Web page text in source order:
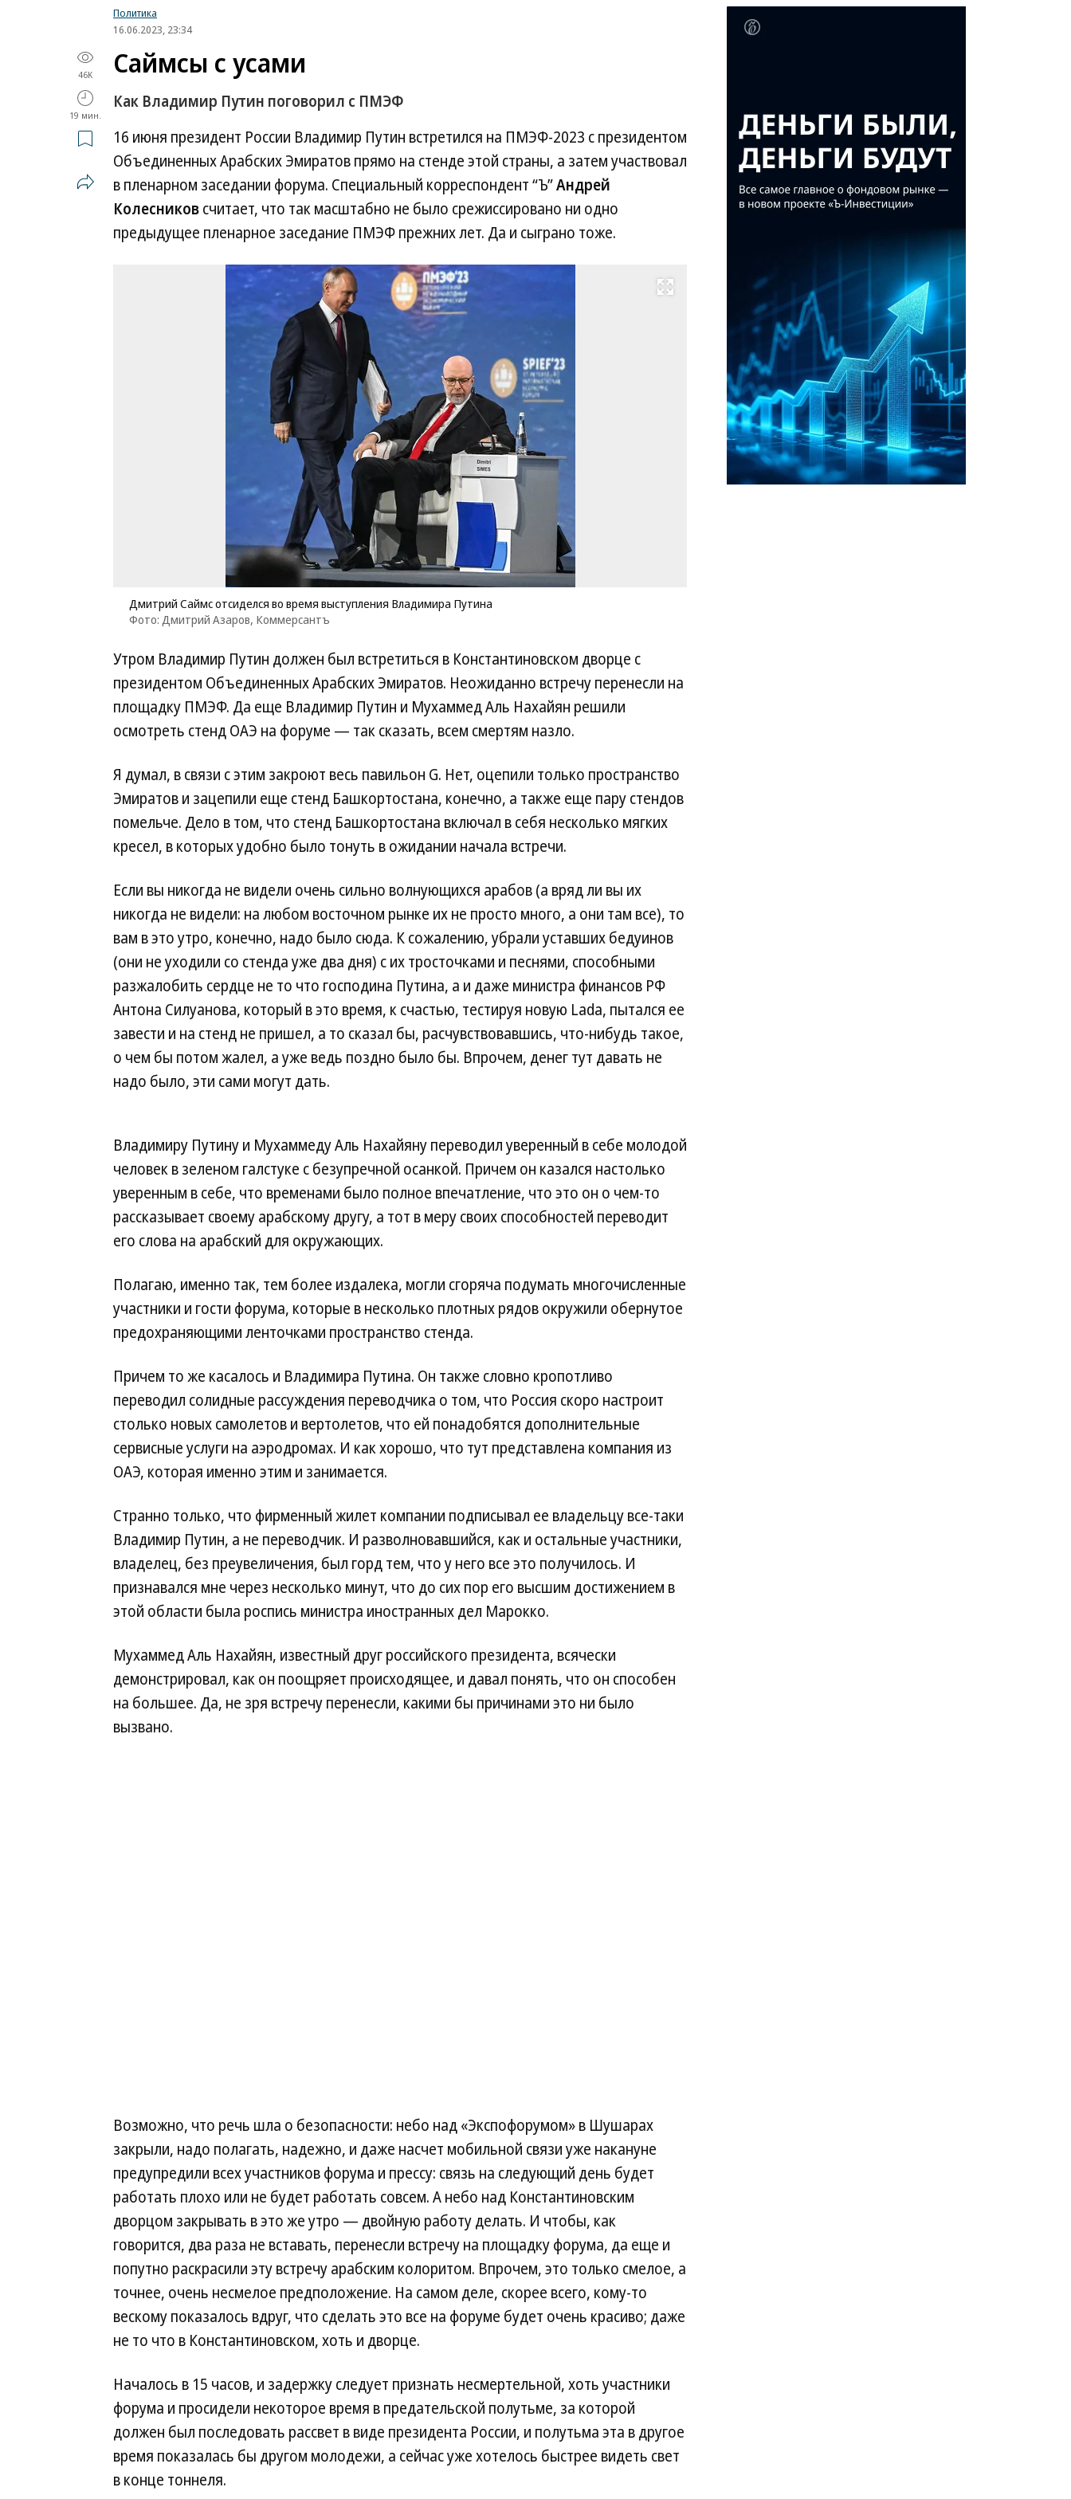
Политика
16.06.2023, 23:34
46K
19 мин.
Саймсы с усами
Как Владимир Путин поговорил с ПМЭФ
16 июня президент России Владимир Путин встретился на ПМЭФ-2023 с президентом
Объединенных Арабских Эмиратов прямо на стенде этой страны, а затем участвовал
в пленарном заседании форума. Специальный корреспондент “Ъ”Андрей
Колесниковсчитает, что так масштабно не было срежиссировано ни одно
предыдущее пленарное заседание ПМЭФ прежних лет. Да и сыграно тоже.
Развернуть на весь экран
Дмитрий Саймс отсиделся во время выступления Владимира Путина
Фото: Дмитрий Азаров, Коммерсантъ
Дмитрий
отсиделся
время
выступления
Владимира
Путина
Фото:
Азаров,
Утром Владимир Путин должен был встретиться в Константиновском дворце с
президентом Объединенных Арабских Эмиратов. Неожиданно встречу перенесли на
площадку ПМЭФ. Да еще Владимир Путин и Мухаммед Аль Нахайян решили
осмотреть стенд ОАЭ на форуме — так сказать, всем смертям назло.
Я думал, в связи с этим закроют весь павильон G. Нет, оцепили только пространство
Эмиратов и зацепили еще стенд Башкортостана, конечно, а также еще пару стендов
помельче. Дело в том, что стенд Башкортостана включал в себя несколько мягких
кресел, в которых удобно было тонуть в ожидании начала встречи.
Если вы никогда не видели очень сильно волнующихся арабов (а вряд ли вы их
никогда не видели: на любом восточном рынке их не просто много, а они там все), то
вам в это утро, конечно, надо было сюда. К сожалению, убрали уставших бедуинов
(они не уходили со стенда уже два дня) с их тросточками и песнями, способными
разжалобить сердце не то что господина Путина, а и даже министра финансов РФ
Антона Силуанова, который в это время, к счастью, тестируя новую Lada, пытался ее
завести и на стенд не пришел, а то сказал бы, расчувствовавшись, что-нибудь такое,
о чем бы потом жалел, а уже ведь поздно было бы. Впрочем, денег тут давать не
надо было, эти сами могут дать.
Владимиру Путину и Мухаммеду Аль Нахайяну переводил уверенный в себе молодой
человек в зеленом галстуке с безупречной осанкой. Причем он казался настолько
уверенным в себе, что временами было полное впечатление, что это он о чем-то
рассказывает своему арабскому другу, а тот в меру своих способностей переводит
его слова на арабский для окружающих.
Полагаю, именно так, тем более издалека, могли сгоряча подумать многочисленные
участники и гости форума, которые в несколько плотных рядов окружили обернутое
предохраняющими ленточками пространство стенда.
Причем то же касалось и Владимира Путина. Он также словно кропотливо
переводил солидные рассуждения переводчика о том, что Россия скоро настроит
столько новых самолетов и вертолетов, что ей понадобятся дополнительные
сервисные услуги на аэродромах. И как хорошо, что тут представлена компания из
ОАЭ, которая именно этим и занимается.
Странно только, что фирменный жилет компании подписывал ее владельцу все-таки
Владимир Путин, а не переводчик. И разволновавшийся, как и остальные участники,
владелец, без преувеличения, был горд тем, что у него все это получилось. И
признавался мне через несколько минут, что до сих пор его высшим достижением в
этой области была роспись министра иностранных дел Марокко.
Мухаммед Аль Нахайян, известный друг российского президента, всячески
демонстрировал, как он поощряет происходящее, и давал понять, что он способен
на большее. Да, не зря встречу перенесли, какими бы причинами это ни было
вызвано.
Возможно, что речь шла о безопасности: небо над «Экспофорумом» в Шушарах
закрыли, надо полагать, надежно, и даже насчет мобильной связи уже накануне
предупредили всех участников форума и прессу: связь на следующий день будет
работать плохо или не будет работать совсем. А небо над Константиновским
дворцом закрывать в это же утро — двойную работу делать. И чтобы, как
говорится, два раза не вставать, перенесли встречу на площадку форума, да еще и
попутно раскрасили эту встречу арабским колоритом. Впрочем, это только смелое, а
точнее, очень несмелое предположение. На самом деле, скорее всего, кому-то
вескому показалось вдруг, что сделать это все на форуме будет очень красиво; даже
не то что в Константиновском, хоть и дворце.
Началось в 15 часов, и задержку следует признать несмертельной, хоть участники
форума и просидели некоторое время в предательской полутьме, за которой
должен был последовать рассвет в виде президента России, и полутьма эта в другое
время показалась бы другом молодежи, а сейчас уже хотелось быстрее видеть свет
в конце тоннеля.